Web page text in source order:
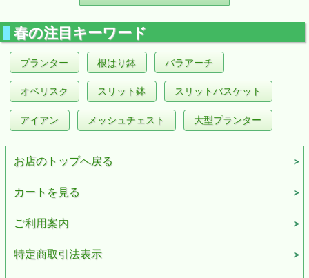
春の注目キーワード
プランター 根はり鉢 バラアーチ
オベリスク スリット鉢 スリットバスケット
アイアン メッシュチェスト 大型プランター
お店のトップへ戻る
カートを見る
ご利用案内
特定商取引法表示